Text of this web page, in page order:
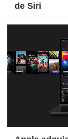
de Siri